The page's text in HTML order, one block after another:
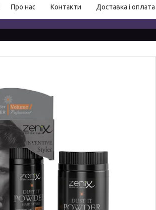
Про нас Контакти Доставка і оплата